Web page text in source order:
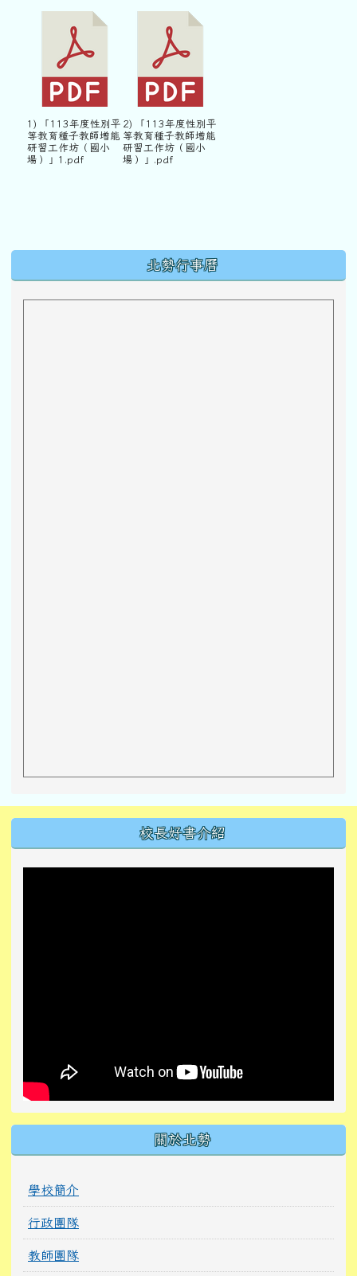
1) 「113年度性別平
等教育種子教師增能
研習工作坊（國小
場）」1.pdf
2) 「113年度性別平
等教育種子教師增能
研習工作坊（國小
場）」.pdf
北勢行事曆
校長好書介紹
關於北勢
學校簡介
行政團隊
教師團隊